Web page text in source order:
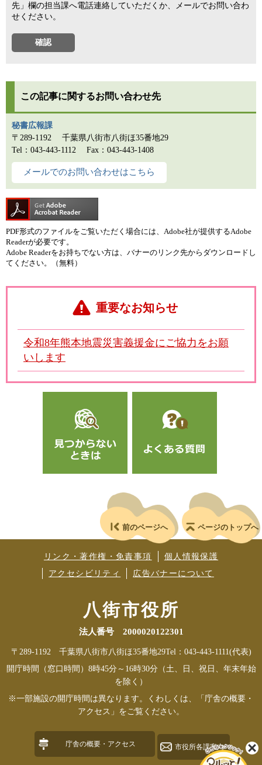
先」欄の担当課へ電話連絡していただくか、メールでお問い合わ
せください。
この記事に関するお問い合わせ先
秘書広報課
〒289-1192
千葉県八街市八街ほ35番地29
Tel：043-443-1112
Fax：043-443-1408
メールでのお問い合わせはこちら
PDF形式のファイルをご覧いただく場合には、Adobe社が提供するAdobe
Readerが必要です。
Adobe Readerをお持ちでない方は、バナーのリンク先からダウンロードし
てください。（無料）
重要なお知らせ
令和8年熊本地震災害義援金にご協力をお願
いします
前のページへ ページのトップへ
リンク・著作権・免責事項
個人情報保護
アクセシビリティ
広告バナーについて
八街市役所
法人番号 2000020122301
〒289-1192 千葉県八街市八街ほ35番地29Tel：043-443-1111(代表)
開庁時間（窓口時間）8時45分～16時30分（土、日、祝日、年末年始
を除く）
※一部施設の開庁時間は異なります。くわしくは、「庁舎の概要・
アクセス」をご覧ください。
庁舎の概要・アクセス 市役所各課案内